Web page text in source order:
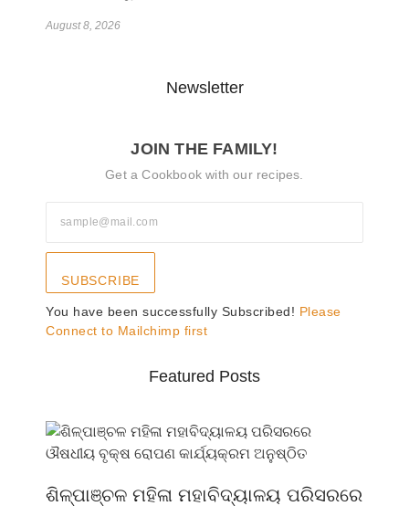
August 8, 2026
Newsletter
JOIN THE FAMILY!
Get a Cookbook with our recipes.
SUBSCRIBE
You have been successfully Subscribed! Please
Connect to Mailchimp first
Featured Posts
ଶିଳ୍ପାଞ୍ଚଳ ମହିଳା ମହାବିଦ୍ୟାଳୟ ପରିସରରେ